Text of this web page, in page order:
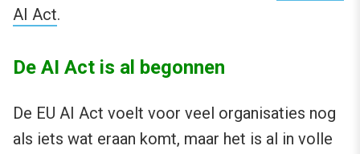
AI Act.
De AI Act is al begonnen
De EU AI Act voelt voor veel organisaties nog
als iets wat eraan komt, maar het is al in volle